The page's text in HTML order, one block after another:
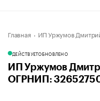
Главная ИП Уржумов
ДЕЙСТВУЕТОБНОВЛЕНО
ИП Уржумов
ОГРНИП: